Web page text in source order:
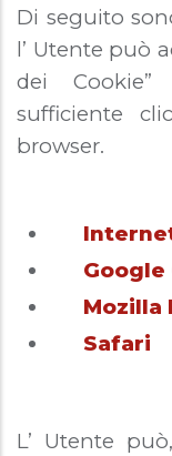
Di seguito
l’ Utente può
dei
sufficiente
browser.
Google
Mozilla
Safari
L’ Utente